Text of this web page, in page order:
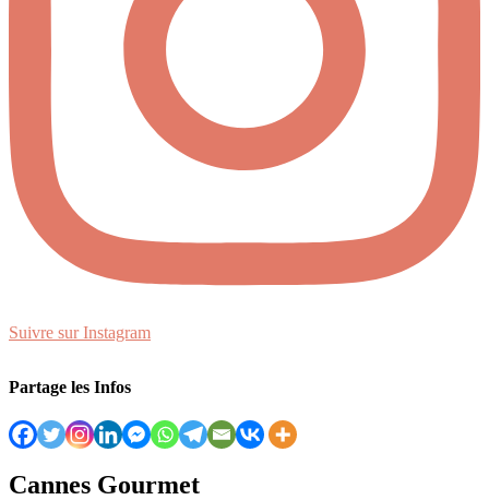
Suivre sur Instagram
Partage les Infos
Cannes Gourmet